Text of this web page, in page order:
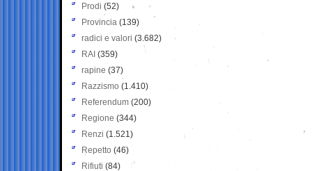
Prodi (52)
Provincia (139)
radici e valori (3.682)
RAI (359)
rapine (37)
Razzismo (1.410)
Referendum (200)
Regione (344)
Renzi (1.521)
Repetto (46)
Rifiuti (84)